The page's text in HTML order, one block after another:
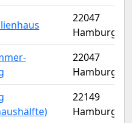
22047
Hamburg
22047
Hamburg
22149
Hamburg